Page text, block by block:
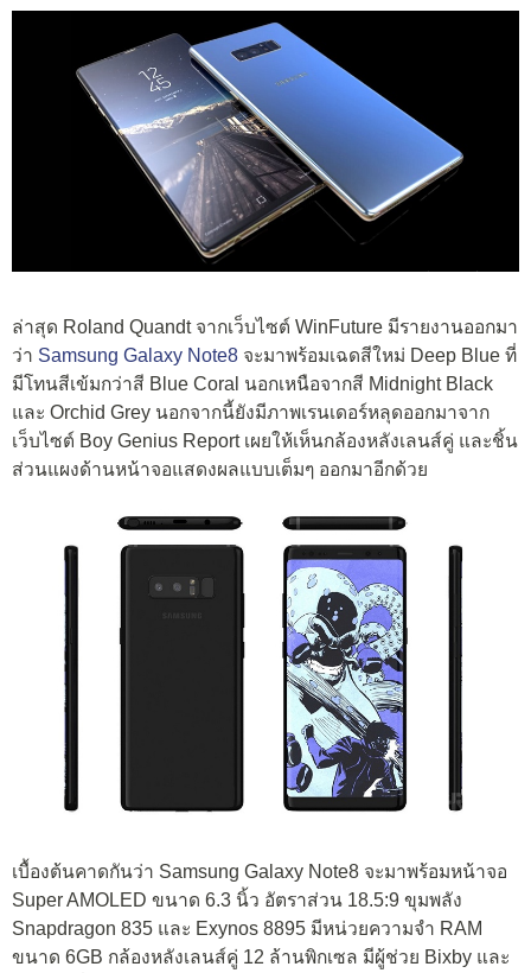
ล่าสุด Roland Quandt จากเว็บไซต์ WinFuture มีรายงานออกมา
ว่า Samsung Galaxy Note8 จะมาพร้อมเฉดสีใหม่ Deep Blue ที่
มีโทนสีเข้มกว่าสี Blue Coral นอกเหนือจากสี Midnight Black
และ Orchid Grey นอกจากนี้ยังมีภาพเรนเดอร์หลุดออกมาจาก
เว็บไซต์ Boy Genius Report เผยให้เห็นกล้องหลังเลนส์คู่ และชิ้น
ส่วนแผงด้านหน้าจอแสดงผลแบบเต็มๆ ออกมาอีกด้วย
เบื้องต้นคาดกันว่า Samsung Galaxy Note8 จะมาพร้อมหน้าจอ
Super AMOLED ขนาด 6.3 นิ้ว อัตราส่วน 18.5:9 ขุมพลัง
Snapdragon 835 และ Exynos 8895 มีหน่วยความจำ RAM
ขนาด 6GB กล้องหลังเลนส์คู่ 12 ล้านพิกเซล มีผู้ช่วย Bixby และ